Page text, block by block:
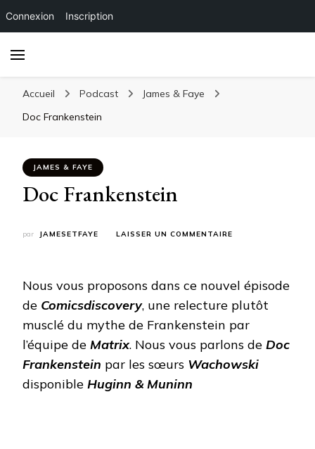
Connexion Inscription
Accueil Podcast
James & Faye
Doc Frankenstein
JAMES & FAYE
Doc Frankenstein
par JAMESETFAYE LAISSER UN COMMENTAIRE
Nous vous proposons dans ce nouvel épisode
de Comicsdiscovery, une relecture plutôt
musclé du mythe de Frankenstein par
l’équipe de Matrix. Nous vous parlons de Doc
Frankenstein par les sœurs Wachowski
disponible Huginn & Muninn